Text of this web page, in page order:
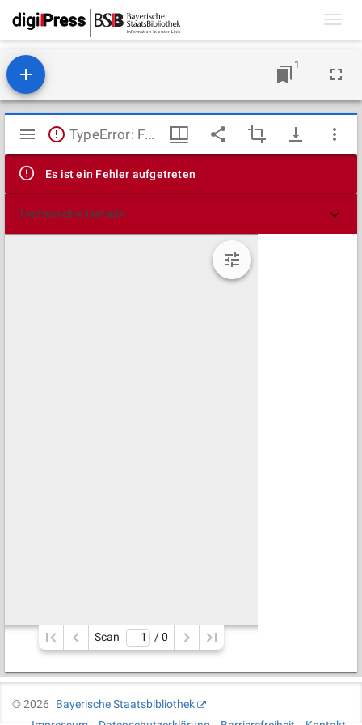
1
Mirador
Viewer
TypeError: Failed to fetch
Es ist ein Fehler aufgetreten
Technische Details
Scan / 0
©2026
Bayerische Staatsbibliothek